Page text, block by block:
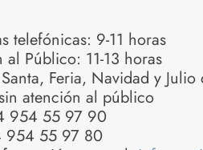
telefónicas: 9-11 horas
al Público: 11-13 horas
Santa, Feria, Navidad y
atención al público
954 55 97 90
954 55 97 80